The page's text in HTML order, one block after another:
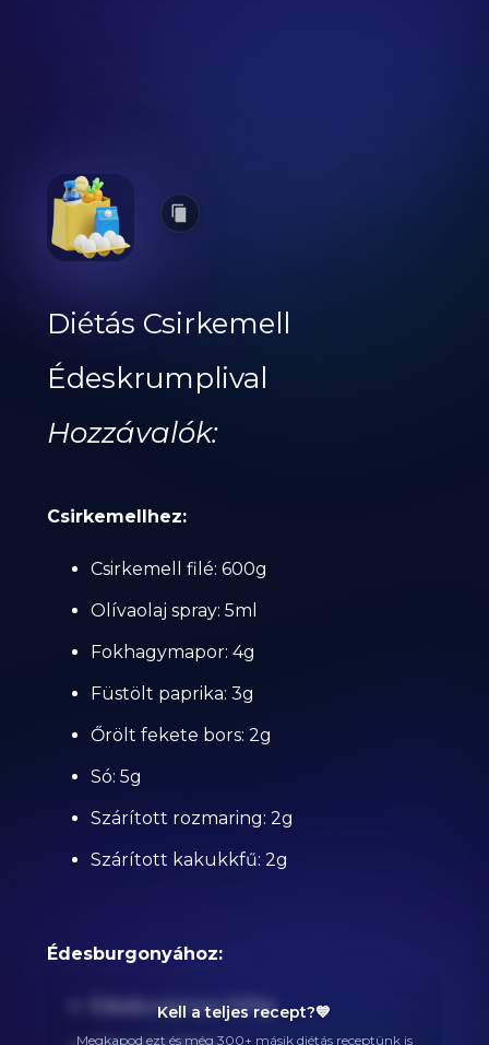
Diétás Csirkemell
Édeskrumplival
Hozzávalók:
Csirkemellhez:
Csirkemell filé: 600g
Olívaolaj spray: 5ml
Fokhagymapor: 4g
Füstölt paprika: 3g
Őrölt fekete bors: 2g
Só: 5g
Szárított rozmaring: 2g
Szárított kakukkfű: 2g
Édesburgonyához:
Édesburgonya: 500g
Kell a teljes recept?💙
Megkapod ezt és még 300+ másik diétás receptünk is